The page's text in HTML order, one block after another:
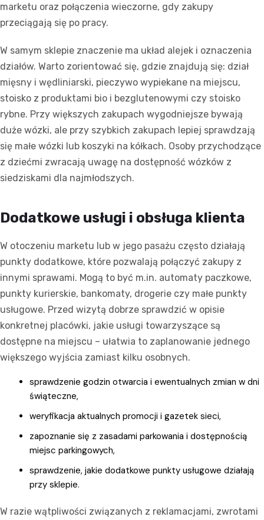
marketu oraz połączenia wieczorne, gdy zakupy
przeciągają się po pracy.
W samym sklepie znaczenie ma układ alejek i oznaczenia
działów. Warto zorientować się, gdzie znajdują się: dział
mięsny i wędliniarski, pieczywo wypiekane na miejscu,
stoisko z produktami bio i bezglutenowymi czy stoisko
rybne. Przy większych zakupach wygodniejsze bywają
duże wózki, ale przy szybkich zakupach lepiej sprawdzają
się małe wózki lub koszyki na kółkach. Osoby przychodzące
z dziećmi zwracają uwagę na dostępność wózków z
siedziskami dla najmłodszych.
Dodatkowe usługi i obsługa klienta
W otoczeniu marketu lub w jego pasażu często działają
punkty dodatkowe, które pozwalają połączyć zakupy z
innymi sprawami. Mogą to być m.in. automaty paczkowe,
punkty kurierskie, bankomaty, drogerie czy małe punkty
usługowe. Przed wizytą dobrze sprawdzić w opisie
konkretnej placówki, jakie usługi towarzyszące są
dostępne na miejscu – ułatwia to zaplanowanie jednego
większego wyjścia zamiast kilku osobnych.
sprawdzenie godzin otwarcia i ewentualnych zmian w dni
świąteczne,
weryfikacja aktualnych promocji i gazetek sieci,
zapoznanie się z zasadami parkowania i dostępnością
miejsc parkingowych,
sprawdzenie, jakie dodatkowe punkty usługowe działają
przy sklepie.
W razie wątpliwości związanych z reklamacjami, zwrotami